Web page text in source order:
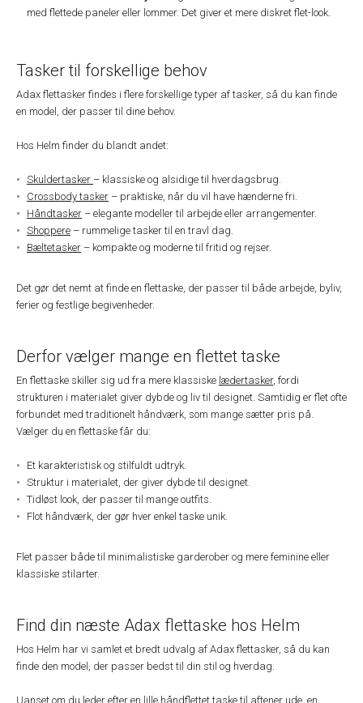
med flettede paneler eller lommer. Det giver et mere diskret flet-look.
Tasker til forskellige behov
Adax flettasker findes i flere forskellige typer af tasker, så du kan finde
en model, der passer til dine behov.
Hos Helm finder du blandt andet:
Skuldertasker – klassiske og alsidige til hverdagsbrug.
Crossbody tasker – praktiske, når du vil have hænderne fri.
Håndtasker – elegante modeller til arbejde eller arrangementer.
Shoppere – rummelige tasker til en travl dag.
Bæltetasker – kompakte og moderne til fritid og rejser.
Det gør det nemt at finde en flettaske, der passer til både arbejde, byliv,
ferier og festlige begivenheder.
Derfor vælger mange en flettet taske
En flettaske skiller sig ud fra mere klassiske lædertasker, fordi
strukturen i materialet giver dybde og liv til designet. Samtidig er flet ofte
forbundet med traditionelt håndværk, som mange sætter pris på.
Vælger du en flettaske får du:
Et karakteristisk og stilfuldt udtryk.
Struktur i materialet, der giver dybde til designet.
Tidløst look, der passer til mange outfits.
Flot håndværk, der gør hver enkel taske unik.
Flet passer både til minimalistiske garderober og mere feminine eller
klassiske stilarter.
Find din næste Adax flettaske hos Helm
Hos Helm har vi samlet et bredt udvalg af Adax flettasker, så du kan
finde den model, der passer bedst til din stil og hverdag.
Uanset om du leder efter en lille håndflettet taske til aftener ude, en